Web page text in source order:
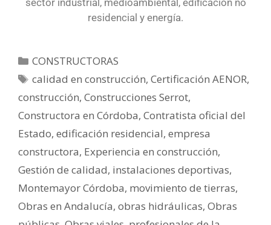
residencial y energía.
CONSTRUCTORAS
calidad en construcción,Certificación AENOR,
construcción, Construcciones Serrot,
Constructora en Córdoba, Contratista oficial del
Estado, edificación residencial, empresa
constructora, Experiencia en construcción,
Gestión de calidad, instalaciones deportivas,
Montemayor Córdoba, movimiento de tierras,
Obras en Andalucía, obras hidráulicas, Obras